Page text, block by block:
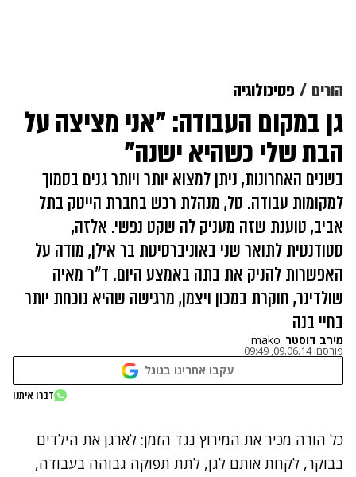
הורים פסיכולוגיה
גן במקום העבודה: "אני מציצה על
הבת שלי כשהיא ישנה"
בשנים האחרונות, ניתן למצוא יותר ויותר גנים בסמוך
למקומות עבודה. טל, מנהלת רכש בחברת הייטק בתל
אביב, טוענת שזה מעניק לה שקט נפשי. אלזה,
סטודנטית לתואר שני באוניברסיטת בר אילן, מודה על
האפשרות להניק את בתה באמצע היום. ד"ר מאיה
שולדינר, חוקרת במכון ויצמן, מרגישה שהיא נוכחת יותר
בחיי בנה
מירב דוסטר mako
פורסם:09.06.14, 09:49
עקבו אחרינו בגוגל
דברו איתנו
כל הורה מכיר את המירוץ נגד הזמן: לארגן את הילדים
בבוקר, לקחת אותם לגן, לתת תפוקה גבוהה בעבודה,